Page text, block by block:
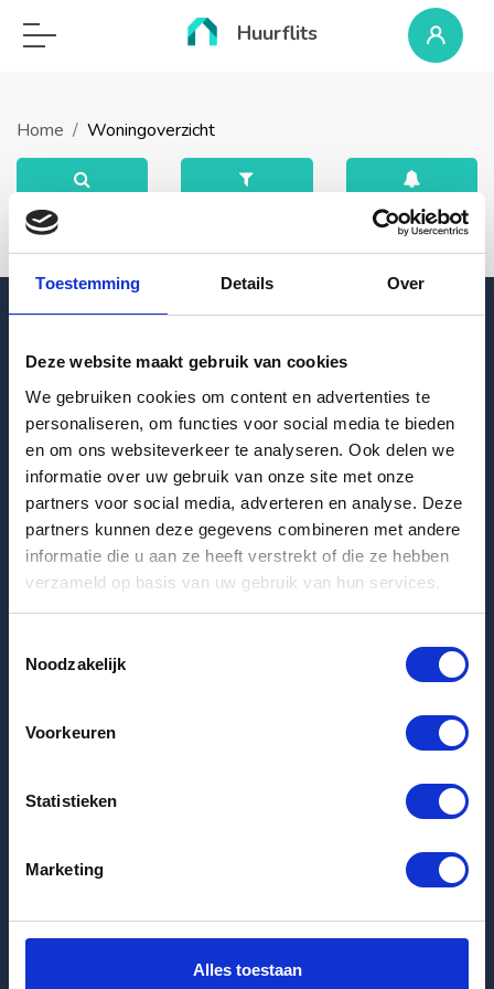
Toestemming Details Over
Deze website maakt gebruik van cookies
We gebruiken cookies om content en advertenties te
personaliseren, om functies voor social media te bieden
en om ons websiteverkeer te analyseren. Ook delen we
informatie over uw gebruik van onze site met onze
partners voor social media, adverteren en analyse. Deze
partners kunnen deze gegevens combineren met andere
informatie die u aan ze heeft verstrekt of die ze hebben
verzameld op basis van uw gebruik van hun services.
Noodzakelijk
Voorkeuren
Statistieken
Marketing
Alles toestaan
Huurflits
Home Woningoverzicht
Blogpost
Huurtips: Succesvol op zoek naar een nieuwe huurwoning
Laatste huurwoningen
Appartement Molenbeekstraat in Amsterdam
Appartement Westerstraat in Amsterdam
Appartement Oranjewaltje in Leeuwarden
Klantenservice
info@huurflits.nl
Klachtenregeling
Algemene voorwaarden